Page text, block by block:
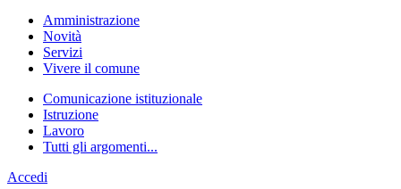
Amministrazione
Novità
Servizi
Vivere il comune
Comunicazione istituzionale
Istruzione
Lavoro
Tutti gli argomenti...
Accedi